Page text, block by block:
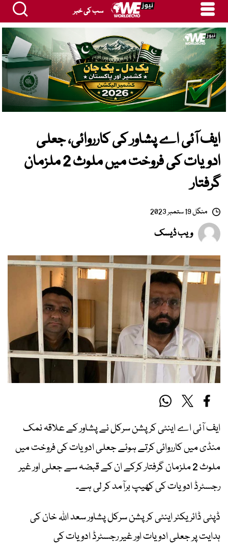
سب کی خبر
ایف آئی اے پشاور کی کارروائی، جعلی
ادویات کی فروخت میں ملوث 2 ملزمان
گرفتار
منگل 19 ستمبر 2023
ویب ڈیسک
ایف آئی اے اینٹی کرپشن سرکل نے پشاور کے علاقہ نمک
منڈی میں کارروائی کرتے ہوئے جعلی ادویات کی فروخت میں
ملوث 2 ملزمان گرفتار کرکے ان کے قبضہ سے جعلی اور غیر
رجسٹرڈ ادویات کی کھیپ برآمد کر لی ہے۔
ڈپٹی ڈائریکٹر اینٹی کرپشن سرکل پشاور سعد اللہ خان کی
ہدایت پر جعلی ادویات اور غیر رجسٹرڈ ادویات کی